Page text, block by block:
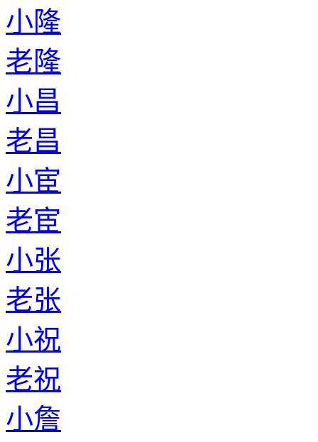
小隆
老隆
小昌
老昌
小宦
老宦
小张
老张
小祝
老祝
小詹